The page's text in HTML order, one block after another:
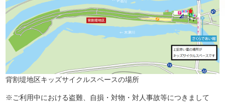
背割堤地区キッズサイクルスペースの場所
※ご利用中における盗難、自損・対物・対人事故等につきまして